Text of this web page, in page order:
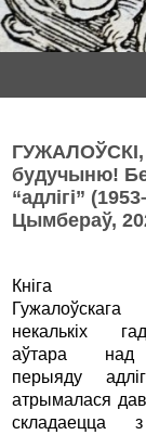
будучыню!
“адлігі”
Цымбераў,
Кніга
некалькіх
аўтара над
перыяду
атрымалася
складаецца з